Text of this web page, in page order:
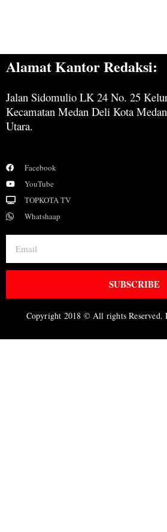
Alamat Kantor Redaksi:
Jalan Sidomulio LK 24 No. 25
Kecamatan Medan Deli Kota
Utara.
Facebook
YouTube
TOPKOTA TV
Whatshaap
SUBSCRIBE
Copyright 2018 © All rights Reserved.